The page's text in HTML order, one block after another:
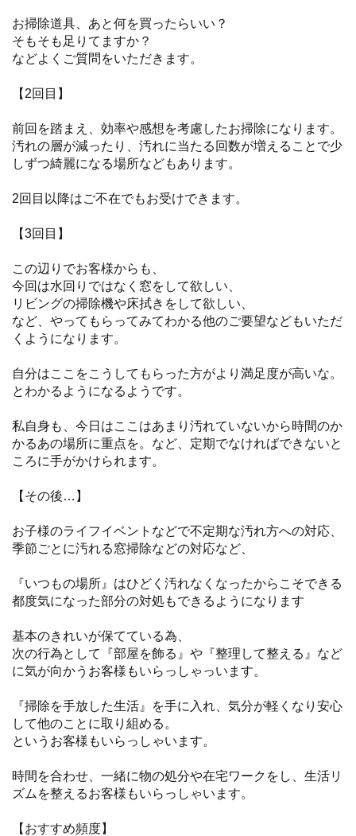
お掃除道具、あと何を買ったらいい？
そもそも足りてますか？
などよくご質問をいただきます。
【2回目】
前回を踏まえ、効率や感想を考慮したお掃除になります。
汚れの層が減ったり、汚れに当たる回数が増えることで少
しずつ綺麗になる場所などもあります。
2回目以降はご不在でもお受けできます。
【3回目】
この辺りでお客様からも、
今回は水回りではなく窓をして欲しい、
リビングの掃除機や床拭きをして欲しい、
など、やってもらってみてわかる他のご要望などもいただ
くようになります。
自分はここをこうしてもらった方がより満足度が高いな。
とわかるようになるようです。
私自身も、今日はここはあまり汚れていないから時間のか
かるあの場所に重点を。など、定期でなければできないと
ころに手がかけられます。
【その後…】
お子様のライフイベントなどで不定期な汚れ方への対応、
季節ごとに汚れる窓掃除などの対応など、
『いつもの場所』はひどく汚れなくなったからこそできる
都度気になった部分の対処もできるようになります
基本のきれいが保てている為、
次の行為として『部屋を飾る』や『整理して整える』など
に気が向かうお客様もいらっしゃっいます。
『掃除を手放した生活』を手に入れ、気分が軽くなり安心
して他のことに取り組める。
というお客様もいらっしゃいます。
時間を合わせ、一緒に物の処分や在宅ワークをし、生活リ
ズムを整えるお客様もいらっしゃいます。
【おすすめ頻度】